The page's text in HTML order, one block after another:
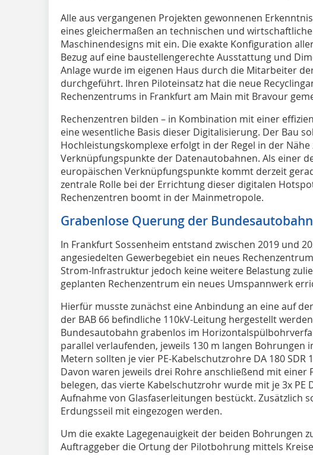
Alle aus vergangenen Projekten gewonnenen
eines gleichermaßen an technischen und
Maschinendesigns mit ein. Die exakte Konfiguration
Bezug auf eine baustellengerechte Ausstattung und
Anlage wurde im eigenen Haus durch die Mitarbeiter
durchgeführt. Ihren Piloteinsatz hat die neue
Rechenzentrums in Frankfurt am Main mit Bravour
Rechenzentren bilden – in Kombination mit einer
eine wesentliche Basis dieser Digitalisierung. Der Bau
Hochleistungskomplexe erfolgt in der Regel in der
Verknüpfungspunkte der Datenautobahnen. Als einer
europäischen Verknüpfungspunkte kommt derzeit
zentrale Rolle bei der Errichtung dieser digitalen
Rechenzentren boomt in der Mainmetropole.
Grabenlose Querung der
In Frankfurt Sossenheim entstand zwischen 2019 und
angesiedelten Gewerbegebiet ein neues
Strom-Infrastruktur jedoch keine weitere Belastung
geplanten Rechenzentrum ein neues Umspannwerk
Hierfür musste zunächst eine Anbindung an eine auf
der BAB 66 befindliche 110kV-Leitung hergestellt
Bundesautobahn grabenlos im
parallel verlaufenden, jeweils 130 m langen Bohrungen
Metern sollten je vier PE-Kabelschutzrohre DA 180 SDR
Davon waren jeweils drei Rohre anschließend mit einer
belegen, das vierte Kabelschutzrohr wurde mit je 3x PE
Aufnahme von Glasfaserleitungen bestückt. Zusätzlich
Erdungsseil mit eingezogen werden.
Um die exakte Lagegenauigkeit der beiden Bohrungen
Auftraggeber die Ortung der Pilotbohrung mittels